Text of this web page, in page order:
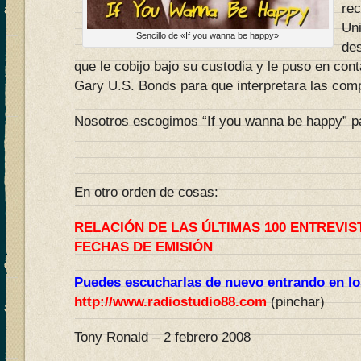
Sencillo de «If you wanna be happy»
que le cobijo bajo su custodia y le puso en
Gary U.S. Bonds para que interpretara las
Nosotros escogimos “If you wanna be happy”
En otro orden de cosas:
RELACIÓN DE LAS ÚLTIMAS 100
FECHAS DE EMISIÓN
Puedes escucharlas de nuevo entrando en
http://www.radiostudio88.com(pinchar)
Tony Ronald – 2 febrero 2008